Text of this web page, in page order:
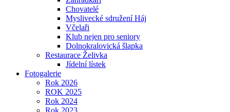
Chovatelé
Myslivecké sdružení Háj
Včelaři
Klub nejen pro seniory
Dolnokralovická šlapka
Restaurace Želivka
Jídelní lístek
Fotogalerie
Rok 2026
ROK 2025
Rok 2024
Rok 2023